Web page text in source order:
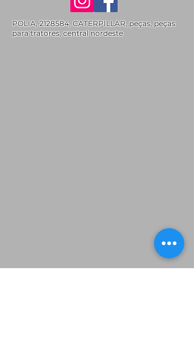
POLIA,2128584, CATERPILLAR, peças, peças
para tratores, central nordeste